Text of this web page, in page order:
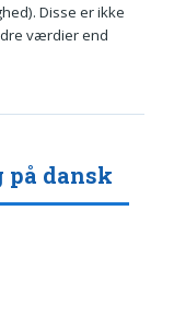
Disse er ikke
værdier end
på dansk